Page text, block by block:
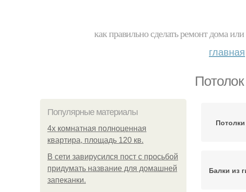
как правильно сделать ремонт дома
главная
Популярные материалы
4x комнатная полноценная
квартира, площадь 120 кв.
В сети завирусился пост с просьбой
придумать название для домашней
запеканки.
Балки из